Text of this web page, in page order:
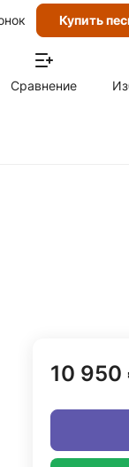
Купить
Сравнение
10 950